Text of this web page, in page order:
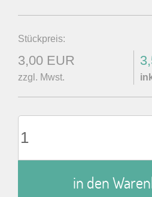
Stückpreis:
3,00 EUR
zzgl. Mwst.
in den